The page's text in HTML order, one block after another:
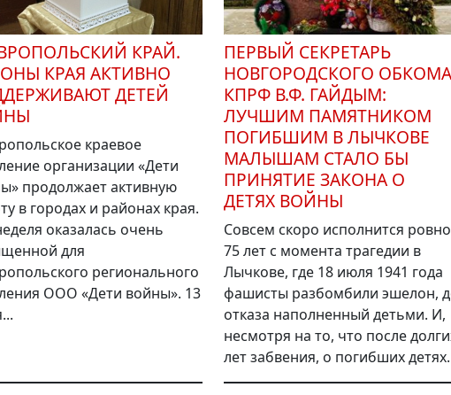
КРАЙ.
КРАЯ АКТИВНО
ДЕТЕЙ
краевое
организации «Дети
продолжает активную
в городах и районах края.
оказалась очень
для
регионального
ООО «Дети войны». 13
ПЕРВЫЙ СЕКРЕТАРЬ
НОВГОРОДСКОГО ОБКОМА
КПРФ В.Ф. ГАЙДЫМ:
ЛУЧШИМ ПАМЯТНИКОМ
ПОГИБШИМ В ЛЫЧКОВЕ
МАЛЫШАМ СТАЛО БЫ
ПРИНЯТИЕ ЗАКОНА О
ДЕТЯХ ВОЙНЫ
Совсем скоро исполнится ровно
75 лет с момента трагедии в
Лычкове, где 18 июля 1941 года
фашисты разбомбили эшелон,
отказа наполненный детьми. И,
несмотря на то, что после
лет забвения, о погибших